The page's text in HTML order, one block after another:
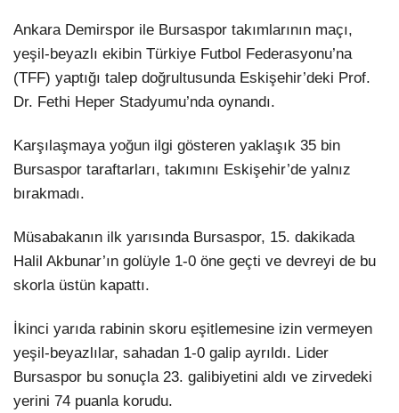
Ankara Demirspor ile Bursaspor takımlarının maçı,
yeşil-beyazlı ekibin Türkiye Futbol Federasyonu’na
(TFF) yaptığı talep doğrultusunda Eskişehir’deki Prof.
Dr. Fethi Heper Stadyumu’nda oynandı.
Karşılaşmaya yoğun ilgi gösteren yaklaşık 35 bin
Bursaspor taraftarları, takımını Eskişehir’de yalnız
bırakmadı.
Müsabakanın ilk yarısında Bursaspor, 15. dakikada
Halil Akbunar’ın golüyle 1-0 öne geçti ve devreyi de bu
skorla üstün kapattı.
İkinci yarıda rabinin skoru eşitlemesine izin vermeyen
yeşil-beyazlılar, sahadan 1-0 galip ayrıldı. Lider
Bursaspor bu sonuçla 23. galibiyetini aldı ve zirvedeki
yerini 74 puanla korudu.